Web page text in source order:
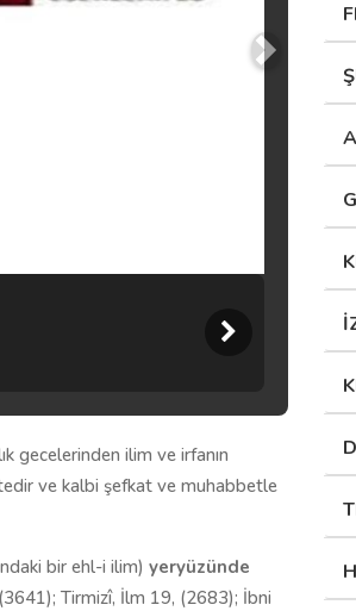
gecelerinden ilim ve irfanın
ve kalbi şefkat ve muhabbetle
bir ehl-i ilim) yeryüzünde
Tirmizî, İlm 19, (2683); İbni